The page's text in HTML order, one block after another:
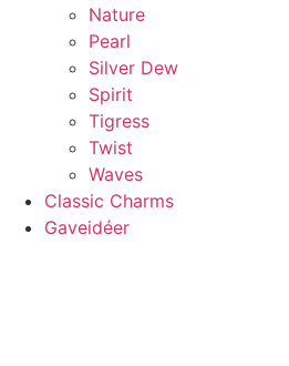
Nature
Pearl
Silver Dew
Spirit
Tigress
Twist
Waves
Classic Charms
Gaveidéer